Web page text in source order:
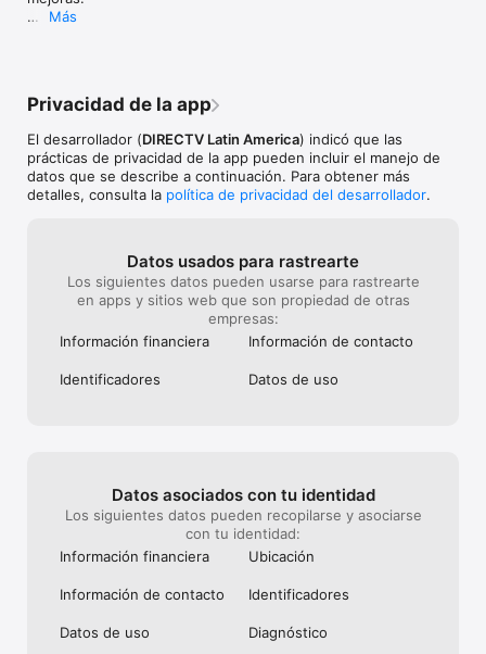
clientes Internet puedan gestionar y también
solucionar problemas de su red.
Más
Privacidad de la app
El desarrollador (DIRECTV Latin America) indicó que las
prácticas de privacidad de la app pueden incluir el manejo de
datos que se describe a continuación. Para obtener más
detalles, consulta la política de privacidad del desarrollador.
Datos usados para rastrearte
Los siguientes datos pueden usarse para rastrearte
en apps y sitios web que son propiedad de otras
empresas:
Información financiera
Información de contacto
Identificado­res Datos de uso
Datos asociados con tu identidad
Los siguientes datos pueden recopilarse y asociarse
con tu identidad:
Información financiera
Ubicación
Información de contacto Identificado­res
Datos de uso Diagnóstico